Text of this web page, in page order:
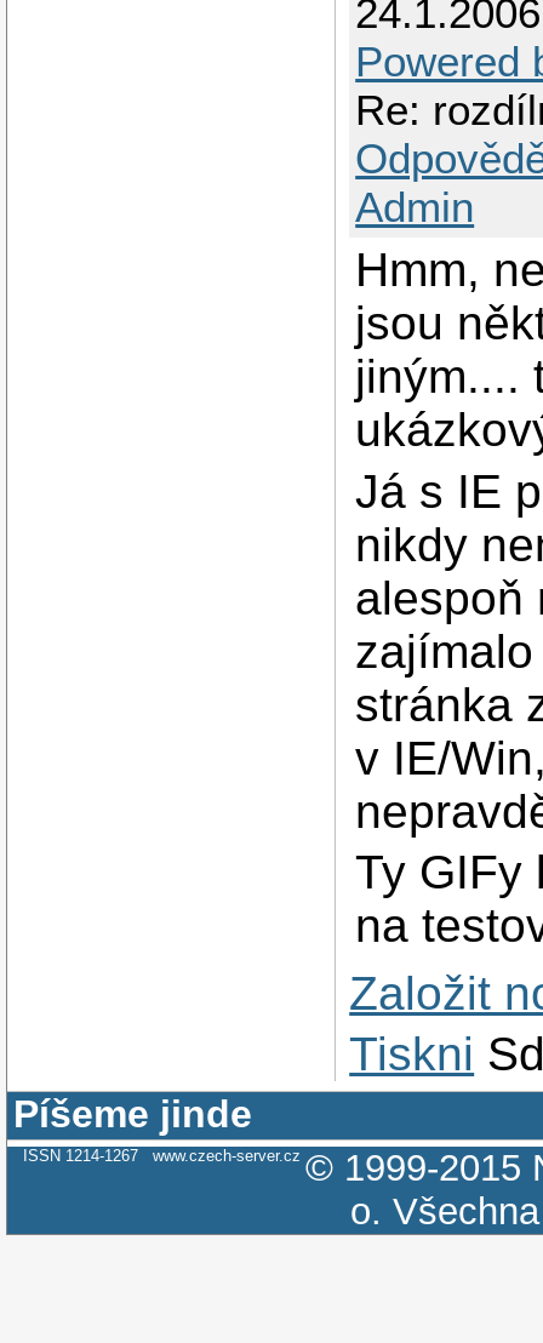
Powered
Re:
Admin
Hmm,
jsou
jiným....
Já s IE
nikdy
alespoň
stránka
v IE/
Ty GIFy
na
Založit
Tiskni
Píšeme jinde
ISSN 1214-1267 www.czech-server.cz © 1999-2015
o.